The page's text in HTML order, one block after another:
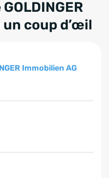
coup d’œil
Immobilien AG